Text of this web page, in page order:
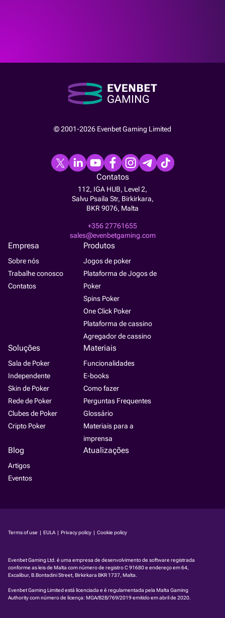
© 2001-2026 Evenbet Gaming Limited
Empresa
Sobre nós
Trabalhe conosco
Contatos
Produtos
Jogos de poker
Plataforma de Jogos de
Poker
Spins Poker
One Click Poker
Plataforma de cassino
Agregador de cassino
Soluções
Sala de Poker
Independente
Skin de Poker
Rede de Poker
Clubes de Poker
Cripto Poker
Materiais
Funcionalidades
E-books
Como fazer
Perguntas Frequentes
Glossário
Materiais para a
imprensa
Blog
Artigos
Eventos
Atualizações
Contatos
112, IGA HUB, Level 2,
Salvu Psaila Str, Birkirkara,
BKR 9076, Malta
+356 27761655
sales@evenbetgaming.com
Terms of use | EULA | Privacy policy | Cookie policy
Evenbet Gaming Ltd. é uma empresa de desenvolvimento de software registrada
conforme as leis de Malta com número de registro C 91680 e endereço em 64,
Excalibur, B.Bontadini Street, Birkirkara BKR 1737, Malta.
Evenbet Gaming Limited está licenciada e é regulamentada pela Malta Gaming
Authority com número de licença: MGA/B2B/769/2019emitido em abril de 2020.